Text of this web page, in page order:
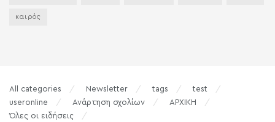
καιρός
All categories Newsletter tags
test
useronline
Ανάρτηση σχολίων
ΑΡΧΙΚΗ
Όλες οι ειδήσεις